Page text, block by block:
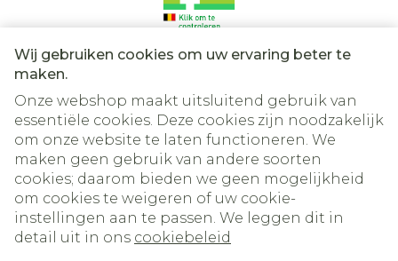
Wij gebruiken cookies om uw ervaring beter te
maken.
Onze webshop maakt uitsluitend gebruik van
essentiële cookies. Deze cookies zijn noodzakelijk
om onze website te laten functioneren. We
maken geen gebruik van andere soorten
cookies; daarom bieden we geen mogelijkheid
om cookies te weigeren of uw cookie-
instellingen aan te passen. We leggen dit in
detail uit in ons cookiebeleid
Juridische links